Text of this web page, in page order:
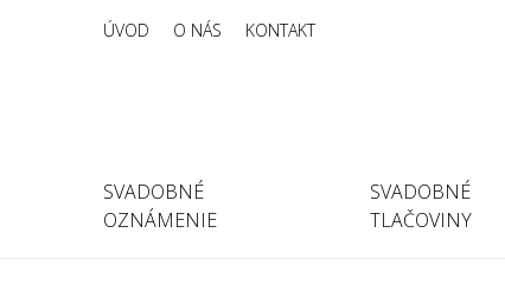
SVADOBNÉ
OZNÁMENIE
SVADOBNÉ
TLAČOVINY
ÚVOD O NÁS KONTAKT